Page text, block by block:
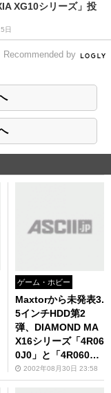
XG10シリーズ」投
日
Recommended by
ゲーム・ホビー
Maxtorから未発表3.
5インチHDD第2
弾、DIAMOND MA
X16シリーズ「4R06
0J0」と「4R060L
0」が突然入荷！
2002年08月30日 23:58